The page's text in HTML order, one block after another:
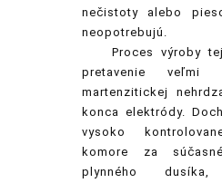
nečistoty alebo
neopotrebujú.
Proces
výroby
pretavenie veľmi
martenzitickej
konca elektródy.
vysoko
komore za
plynného